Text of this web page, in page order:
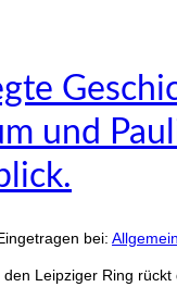
und
bei: Allgemein
Leipziger Ring rückt